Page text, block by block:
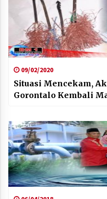
09/02/2020
Situasi Mencekam,
Gorontalo Kembali